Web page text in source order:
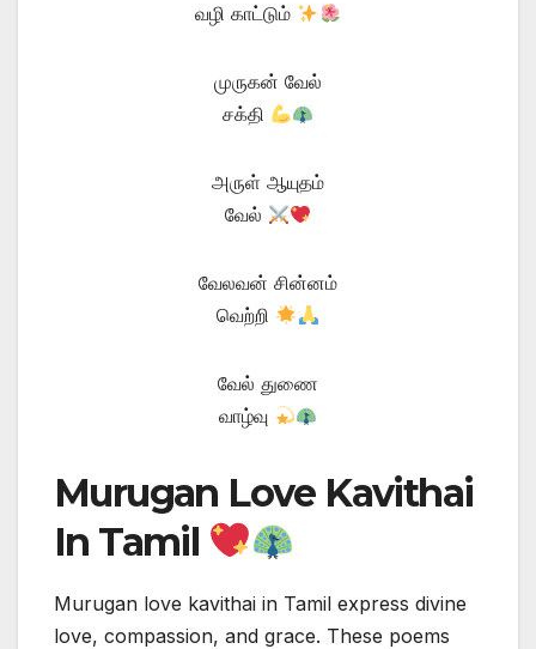
வழி காட்டும்
முருகன் வேல்
சக்தி
அருள் ஆயுதம்
வேல்
வேலவன் சின்னம்
வெற்றி
வேல் துணை
வாழ்வு
Murugan Love Kavithai
In Tamil
Murugan love kavithai in Tamil express divine
love, compassion, and grace. These poems